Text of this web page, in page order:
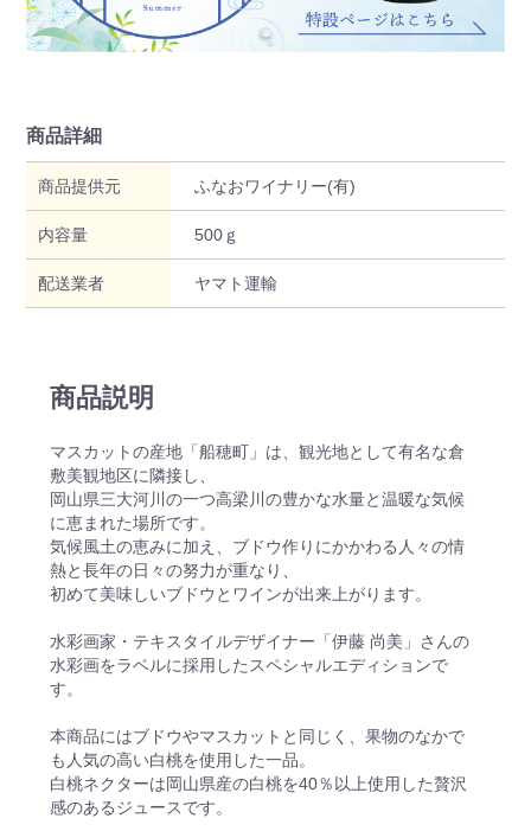
商品詳細
商品提供元 ふなおワイナリー(有)
内容量 500ｇ
配送業者 ヤマト運輸
商品説明
マスカットの産地「船穂町」は、観光地として有名な倉
敷美観地区に隣接し、
岡山県三大河川の一つ高梁川の豊かな水量と温暖な気候
に恵まれた場所です。
気候風土の恵みに加え、ブドウ作りにかかわる人々の情
熱と長年の日々の努力が重なり、
初めて美味しいブドウとワインが出来上がります。
水彩画家・テキスタイルデザイナー「伊藤 尚美」さんの
水彩画をラベルに採用したスペシャルエディションで
す。
本商品にはブドウやマスカットと同じく、果物のなかで
も人気の高い白桃を使用した一品。
白桃ネクターは岡山県産の白桃を40％以上使用した贅沢
感のあるジュースです。